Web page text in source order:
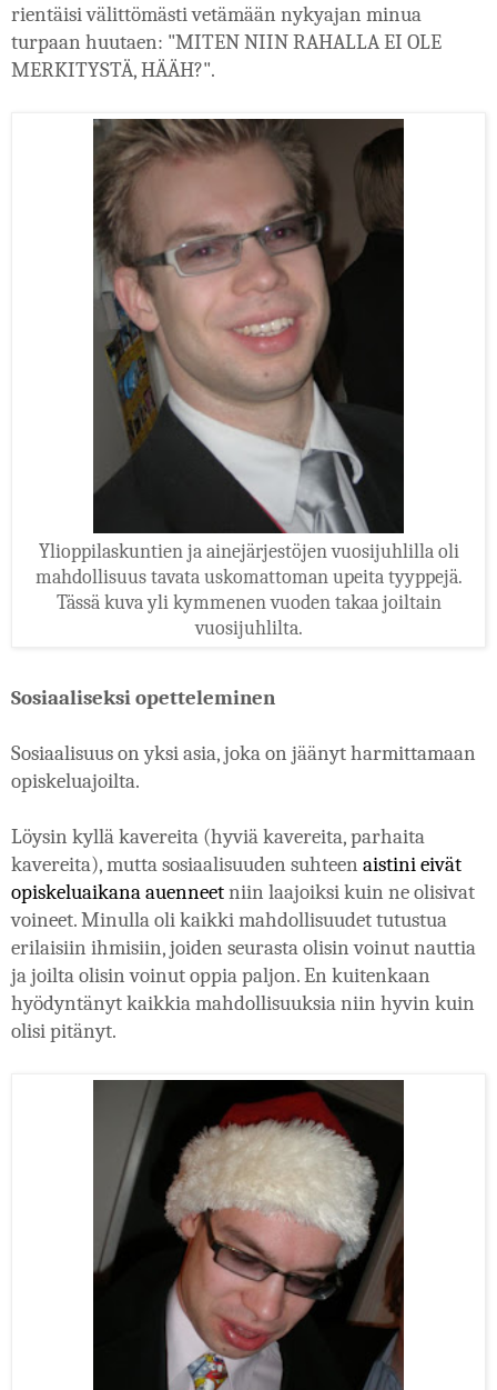
rientäisi välittömästi vetämään nykyajan minua
turpaan huutaen: "MITEN NIIN RAHALLA EI OLE
MERKITYSTÄ, HÄÄH?".
Ylioppilaskuntien ja ainejärjestöjen vuosijuhlilla oli
mahdollisuus tavata uskomattoman upeita tyyppejä.
Tässä kuva yli kymmenen vuoden takaa joiltain
vuosijuhlilta.
Sosiaaliseksi opetteleminen
Sosiaalisuus on yksi asia, joka on jäänyt harmittamaan
opiskeluajoilta.
Löysin kyllä kavereita (hyviä kavereita, parhaita
kavereita), mutta sosiaalisuuden suhteen aistini eivät
opiskeluaikana auenneet niin laajoiksi kuin ne olisivat
voineet. Minulla oli kaikki mahdollisuudet tutustua
erilaisiin ihmisiin, joiden seurasta olisin voinut nauttia
ja joilta olisin voinut oppia paljon. En kuitenkaan
hyödyntänyt kaikkia mahdollisuuksia niin hyvin kuin
olisi pitänyt.